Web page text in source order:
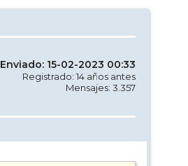
Enviado: 15-02-2023 00:33
Registrado: 14 años antes
Mensajes: 3.357